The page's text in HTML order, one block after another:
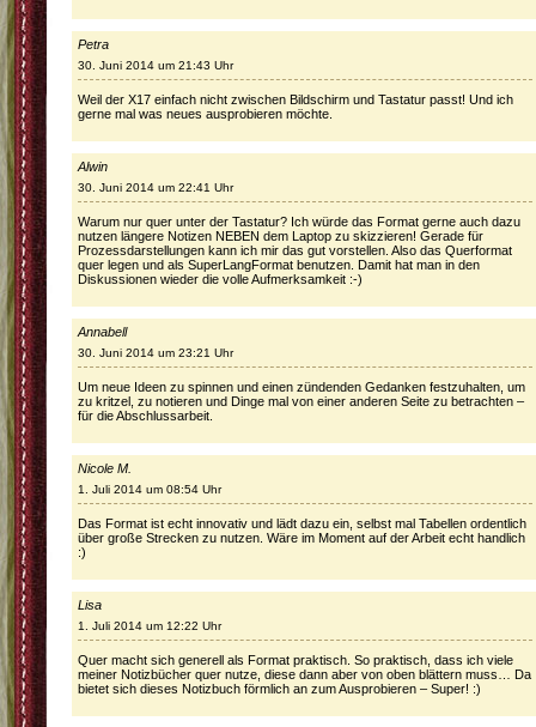
Petra
30. Juni 2014 um 21:43 Uhr
Weil der X17 einfach nicht zwischen Bildschirm und Tastatur passt! Und ich
gerne mal was neues ausprobieren möchte.
Alwin
30. Juni 2014 um 22:41 Uhr
Warum nur quer unter der Tastatur? Ich würde das Format gerne auch dazu
nutzen längere Notizen NEBEN dem Laptop zu skizzieren! Gerade für
Prozessdarstellungen kann ich mir das gut vorstellen. Also das Querformat
quer legen und als SuperLangFormat benutzen. Damit hat man in den
Diskussionen wieder die volle Aufmerksamkeit :-)
Annabell
30. Juni 2014 um 23:21 Uhr
Um neue Ideen zu spinnen und einen zündenden Gedanken festzuhalten, um
zu kritzel, zu notieren und Dinge mal von einer anderen Seite zu betrachten –
für die Abschlussarbeit.
Nicole M.
1. Juli 2014 um 08:54 Uhr
Das Format ist echt innovativ und lädt dazu ein, selbst mal Tabellen ordentlich
über große Strecken zu nutzen. Wäre im Moment auf der Arbeit echt handlich
:)
Lisa
1. Juli 2014 um 12:22 Uhr
Quer macht sich generell als Format praktisch. So praktisch, dass ich viele
meiner Notizbücher quer nutze, diese dann aber von oben blättern muss… Da
bietet sich dieses Notizbuch förmlich an zum Ausprobieren – Super! :)